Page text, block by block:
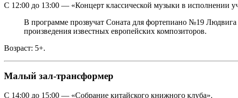
С 12:00 до 13:00 — «Концерт классической музыки в исполнении
В программе прозвучат Соната для фортепиано №19 Людвига
произведения известных европейских композиторов.
Возраст: 5+.
Малый зал-трансформер
С 14:00 до 15:00 — «Собрание китайского книжного клуба».